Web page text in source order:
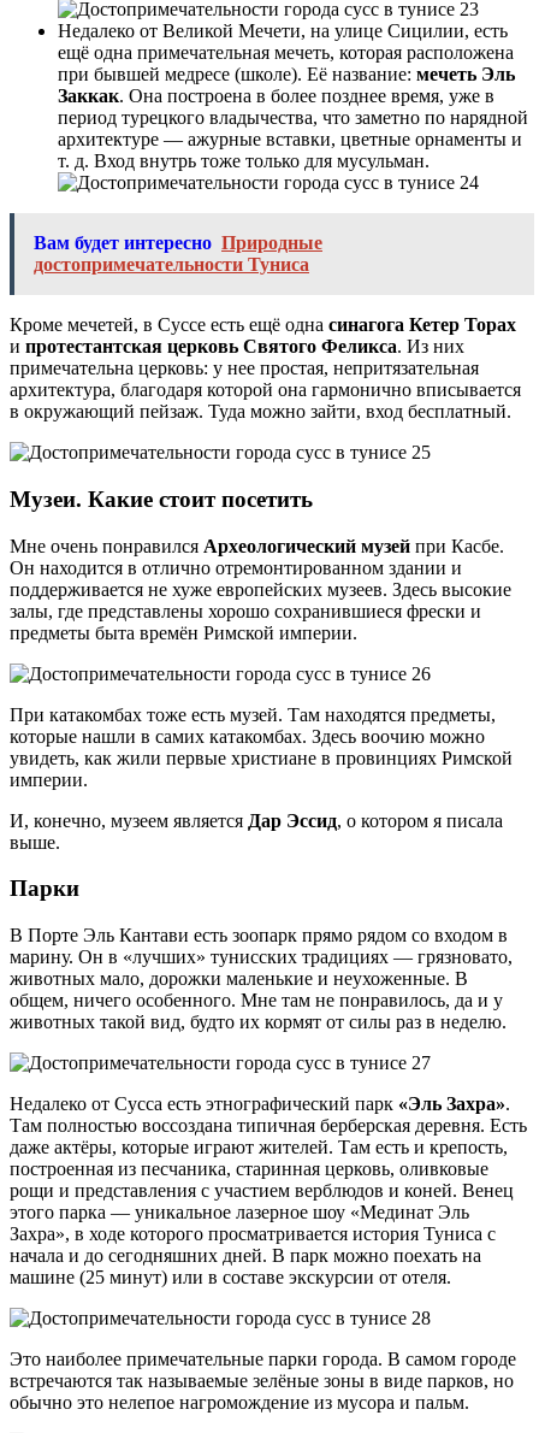
Недалеко от Великой Мечети, на улице Сицилии, есть
ещё одна примечательная мечеть, которая расположена
при бывшей медресе (школе). Её название: мечеть Эль
Заккак. Она построена в более позднее время, уже в
период турецкого владычества, что заметно по нарядной
архитектуре — ажурные вставки, цветные орнаменты и
т. д. Вход внутрь тоже только для мусульман.
Вам будет интересно Природные
достопримечательности Туниса
Кроме мечетей, в Суссе есть ещё одна синагога Кетер Торах
и протестантская церковь Святого Феликса. Из них
примечательна церковь: у нее простая, непритязательная
архитектура, благодаря которой она гармонично вписывается
в окружающий пейзаж. Туда можно зайти, вход бесплатный.
Музеи. Какие стоит посетить
Мне очень понравился Археологический музей при Касбе.
Он находится в отлично отремонтированном здании и
поддерживается не хуже европейских музеев. Здесь высокие
залы, где представлены хорошо сохранившиеся фрески и
предметы быта времён Римской империи.
При катакомбах тоже есть музей. Там находятся предметы,
которые нашли в самих катакомбах. Здесь воочию можно
увидеть, как жили первые христиане в провинциях Римской
империи.
И, конечно, музеем является Дар Эссид, о котором я писала
выше.
Парки
В Порте Эль Кантави есть зоопарк прямо рядом со входом в
марину. Он в «лучших» тунисских традициях — грязновато,
животных мало, дорожки маленькие и неухоженные. В
общем, ничего особенного. Мне там не понравилось, да и у
животных такой вид, будто их кормят от силы раз в неделю.
Недалеко от Сусса есть этнографический парк «Эль Захра».
Там полностью воссоздана типичная берберская деревня. Есть
даже актёры, которые играют жителей. Там есть и крепость,
построенная из песчаника, старинная церковь, оливковые
рощи и представления с участием верблюдов и коней. Венец
этого парка — уникальное лазерное шоу «Мединат Эль
Захра», в ходе которого просматривается история Туниса с
начала и до сегодняшних дней. В парк можно поехать на
машине (25 минут) или в составе экскурсии от отеля.
Это наиболее примечательные парки города. В самом городе
встречаются так называемые зелёные зоны в виде парков, но
обычно это нелепое нагромождение из мусора и пальм.